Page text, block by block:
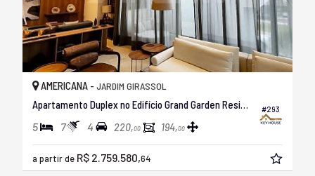
#293
AMERICANA - JARDIM GIRASSOL
Apartamento Duplex no Edifício Grand Garden Residence
5 7 4 220,00 194,00
a partir de R$ 2.759.580,64